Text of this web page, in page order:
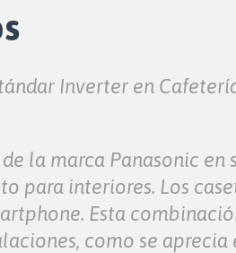
Inverter en
la marca Panasonic en
para interiores. Los
Esta
como se aprecia